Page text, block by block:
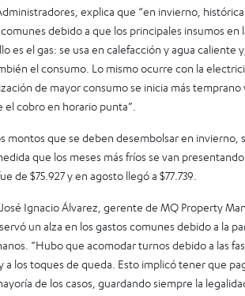
explica que “en invierno,
debido a que los principales insumos en
es el gas: se usa en calefacción y agua caliente
el consumo. Lo mismo ocurre con la
de mayor consumo se inicia más temprano
cobro en horario punta”.
montos que se deben desembolsar en invierno,
que los meses más fríos se van
de $75.927 y en agosto llegó a $77.739.
Ignacio Álvarez, gerente de MQ Property
un alza en los gastos comunes debido a la
“Hubo que acomodar turnos debido a las
a los toques de queda. Esto implicó tener que
de los casos, guardando siempre la